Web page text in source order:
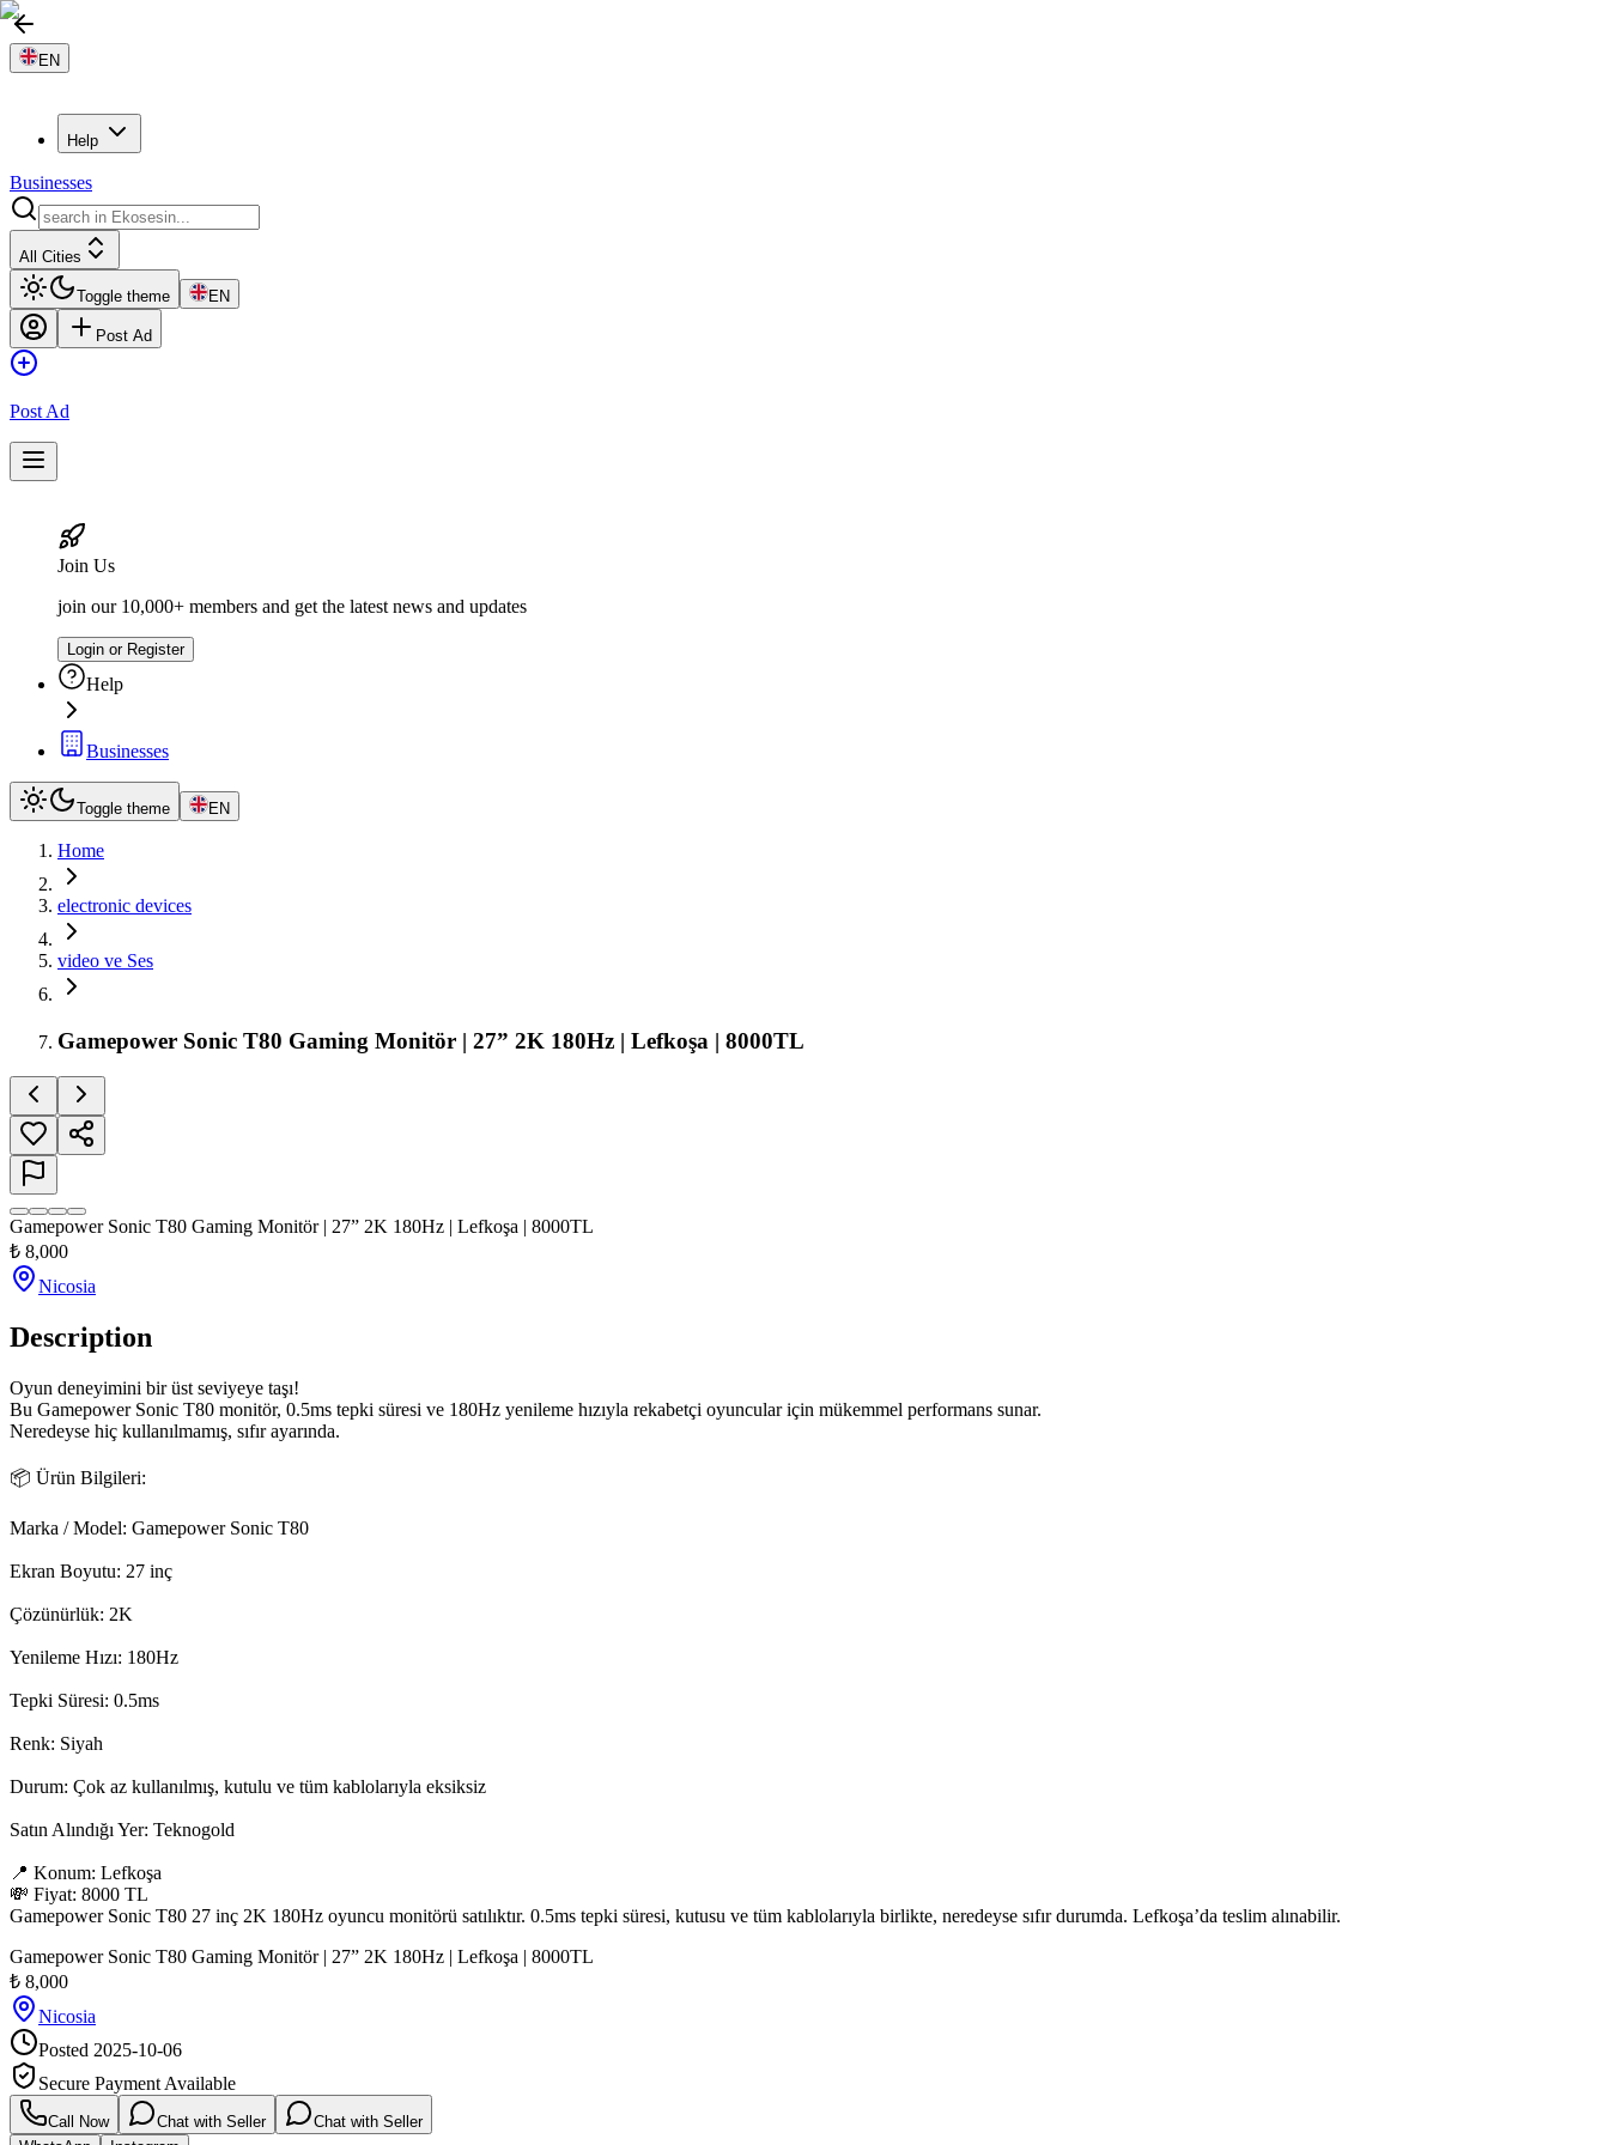
EN
Help
Businesses
All Cities
Toggle theme EN
Post Ad
Post Ad
Join Us
join our 10,000+ members and get the latest news and updates
Login or Register
Help
Businesses
Toggle theme EN
Home
electronic devices
video ve Ses
Gamepower Sonic T80 Gaming Monitör | 27” 2K 180Hz | Lefkoşa | 8000TL
Gamepower Sonic T80 Gaming Monitör | 27” 2K 180Hz | Lefkoşa | 8000TL
₺ 8,000
Nicosia
Description
Oyun deneyimini bir üst seviyeye taşı!
Bu Gamepower Sonic T80 monitör, 0.5ms tepki süresi ve 180Hz yenileme hızıyla rekabetçi oyuncular için mükemmel performans sunar.
Neredeyse hiç kullanılmamış, sıfır ayarında.
📦 Ürün Bilgileri:
Marka / Model: Gamepower Sonic T80
Ekran Boyutu: 27 inç
Çözünürlük: 2K
Yenileme Hızı: 180Hz
Tepki Süresi: 0.5ms
Renk: Siyah
Durum: Çok az kullanılmış, kutulu ve tüm kablolarıyla eksiksiz
Satın Alındığı Yer: Teknogold
📍 Konum: Lefkoşa
💸 Fiyat: 8000 TL
Gamepower Sonic T80 27 inç 2K 180Hz oyuncu monitörü satılıktır. 0.5ms tepki süresi, kutusu ve tüm kablolarıyla birlikte, neredeyse sıfır durumda. Lefkoşa’da teslim alınabilir.
Gamepower Sonic T80 Gaming Monitör | 27” 2K 180Hz | Lefkoşa | 8000TL
₺ 8,000
Nicosia
Posted 2025-10-06
Secure Payment Available
Call Now Chat with Seller
Chat with Seller